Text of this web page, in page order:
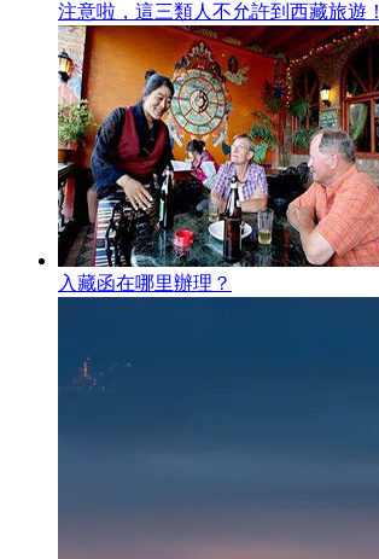
注意啦，這三類人不允許到西藏旅遊！
入藏函在哪里辦理？